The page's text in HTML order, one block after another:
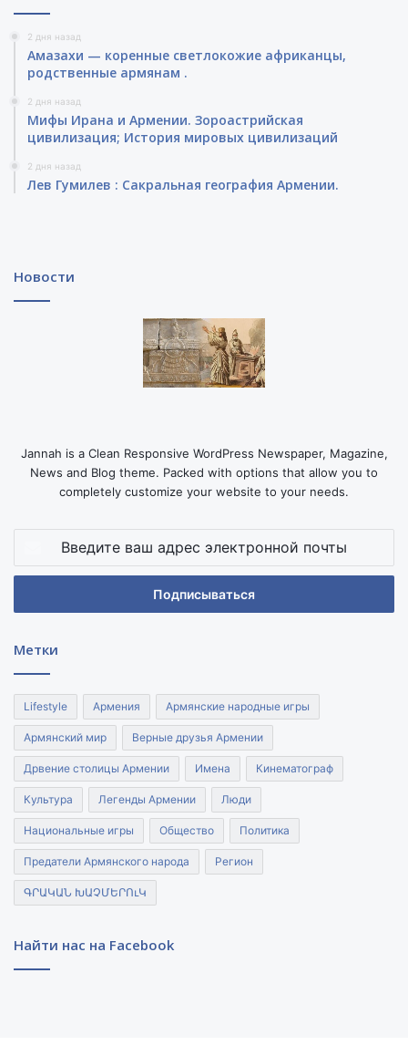
2 дня назад
Амазахи — коренные светлокожие африканцы,
родственные армянам .
2 дня назад
Мифы Ирана и Армении. Зороастрийская
цивилизация; История мировых цивилизаций
2 дня назад
Лев Гумилев : Сакральная география Армении.
Новости
Jannah is a Clean Responsive WordPress Newspaper, Magazine,
News and Blog theme. Packed with options that allow you to
completely customize your website to your needs.
адрес
почты
Метки
Lifestyle Армения Армянские народные игры
Армянский мир Верные друзья Армении
Дрвение столицы Армении Имена Кинематограф
Культура Легенды Армении Люди
Национальные игры Общество Политика
Предатели Армянского народа Регион
ԳՐԱԿԱՆ ԽԱՉՄԵՐՈւԿ
Найти нас на Facebook